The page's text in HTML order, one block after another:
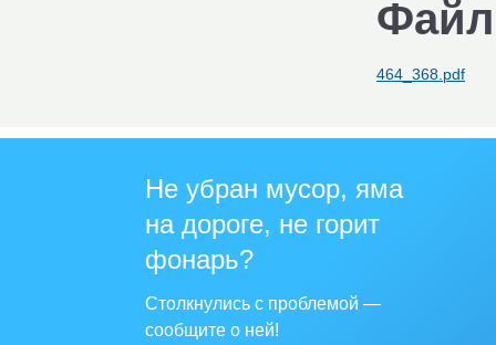
464_368.pdf
Не убран мусор, яма
на дороге, не горит
фонарь?
Столкнулись с проблемой —
сообщите о ней!